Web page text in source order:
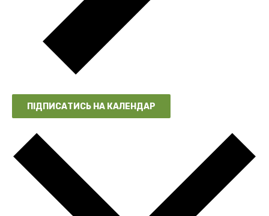
ПІДПИСАТИСЬ НА КАЛЕНДАР